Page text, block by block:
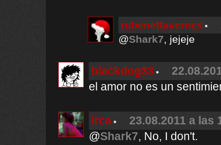
rubenettavernes
@Shark7, jejeje
blackdog33
el amor no es un
irca
23.08.2011 a las
@Shark7, No, I don't.